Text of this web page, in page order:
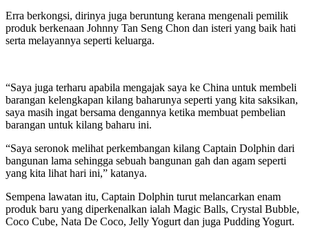
Erra berkongsi, dirinya juga beruntung kerana mengenali pemilik
produk berkenaan Johnny Tan Seng Chon dan isteri yang baik hati
serta melayannya seperti keluarga.
“Saya juga terharu apabila mengajak saya ke China untuk membeli
barangan kelengkapan kilang baharunya seperti yang kita saksikan,
saya masih ingat bersama dengannya ketika membuat pembelian
barangan untuk kilang baharu ini.
“Saya seronok melihat perkembangan kilang Captain Dolphin dari
bangunan lama sehingga sebuah bangunan gah dan agam seperti
yang kita lihat hari ini,” katanya.
Sempena lawatan itu, Captain Dolphin turut melancarkan enam
produk baru yang diperkenalkan ialah Magic Balls, Crystal Bubble,
Coco Cube, Nata De Coco, Jelly Yogurt dan juga Pudding Yogurt.